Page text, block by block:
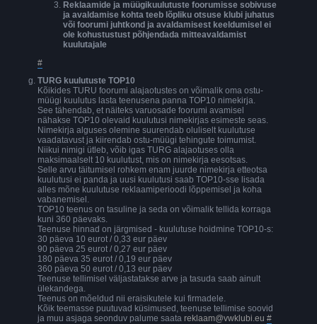
Reklaamide ja müügikuulutuste foorumisse sobivuse
ja avaldamise kohta teeb lõpliku otsuse klubi juhatus
või foorumi juhtkond ja avaldamisest keeldumisel ei
ole kohustustust põhjendada mitteavaldamist
kuulutajale
#
TURG kuulutuste TOP10
Kõikides TURU foorumi alajaotustes on võimalik oma ostu-
müügi kuulutus lasta teenusena panna TOP10 nimekirja.
See tähendab, et näiteks varuosade foorumi avamisel
nähakse TOP10 olevaid kuulutusi nimekirjas esimeste seas.
Nimekirja alguses olemine suurendab oluliselt kuulutuse
vaadatavust ja kiirendab ostu-müügi tehingute toimumist.
Niikui nimigi ütleb, võib igas TURG alajaotuses olla
maksimaalselt 10 kuulutust, mis on nimekirja eesotsas.
Selle arvu täitumisel rohkem enam juurde nimekirja etteotsa
kuulutusi ei panda ja uusi kuulutusi saab TOP10-sse lisada
alles mõne kuulutuse reklaamiperioodi lõppemisel ja koha
vabanemisel.
TOP10 teenus on tasuline ja seda on võimalik tellida korraga
kuni 360 päevaks.
Teenuse hinnad on järgmised - kuulutuse hoidmine TOP10-s:
30 päeva 10 eurot / 0,33 eur päev
90 päeva 25 eurot / 0,27 eur päev
180 päeva 35 eurot / 0,19 eur päev
360 päeva 50 eurot / 0,13 eur päev
Teenuse tellimisel väljastatakse arve ja tasuda saab ainult
ülekandega.
Teenus on mõeldud nii eraisikutele kui firmadele.
Kõik teemasse puutuvad küsimused, teenuse tellimise soovid
ja muu asjaga seonduv palume saata reklaam@vwklubi.eu #